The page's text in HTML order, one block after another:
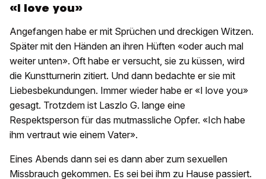
«I love you»
Angefangen habe er mit Sprüchen und dreckigen Witzen.
Später mit den Händen an ihren Hüften «oder auch mal
weiter unten». Oft habe er versucht, sie zu küssen, wird
die Kunstturnerin zitiert. Und dann bedachte er sie mit
Liebesbekundungen. Immer wieder habe er «I love you»
gesagt. Trotzdem ist Laszlo G. lange eine
Respektsperson für das mutmassliche Opfer. «Ich habe
ihm vertraut wie einem Vater».
Eines Abends dann sei es dann aber zum sexuellen
Missbrauch gekommen. Es sei bei ihm zu Hause passiert.